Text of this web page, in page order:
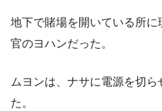
地下で賭場を開いている所
官のヨハンだった。
ムヨンは、ナサに電源を切
た。